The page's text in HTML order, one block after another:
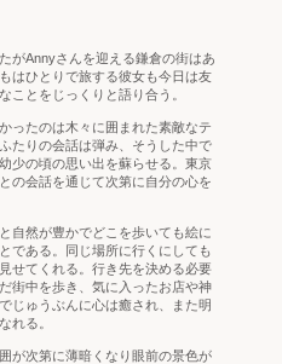
がAnnyさんを迎える鎌倉の街はあ
はひとりで旅する彼女も今日は友
ことをじっくりと語り合う。
ったのは木々に囲まれた素敵なテ
たりの会話は弾み、そうした中で
少の頃の思い出を蘇らせる。東京
の会話を通じて次第に自分の心を
自然が豊かでどこを歩いても絵に
である。同じ場所に行くにしても
せてくれる。行き先を決める必要
街中を歩き、気に入ったお店や神
じゅうぶんに心は癒され、また明
れる。
が次第に薄暗くなり眼前の景色が